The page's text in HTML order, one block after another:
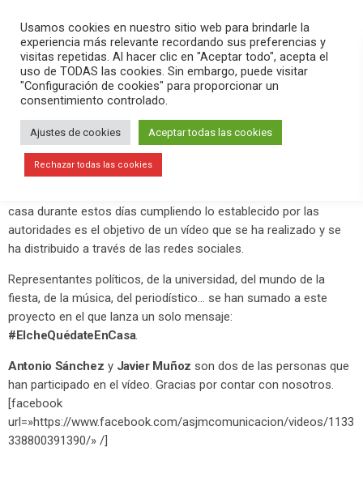
search menu pause PLAY
marzo 15, 2020
Antonio Sánchez y Javier Muñoz
participan en la campaña para pedir
#ElcheQuédateEnCasa
casa durante estos días cumpliendo lo establecido por las
autoridades es el objetivo de un vídeo que se ha realizado y se
ha distribuido a través de las redes sociales.
Representantes políticos, de la universidad, del mundo de la
fiesta, de la música, del periodístico… se han sumado a este
proyecto en el que lanza un solo mensaje:
#ElcheQuédateEnCasa.
Antonio Sánchez y Javier Muñoz son dos de las personas que
han participado en el vídeo. Gracias por contar con nosotros.
[facebook
url=»https://www.facebook.com/asjmcomunicacion/videos/1133
338800391390/» /]
Usamos cookies en nuestro sitio web para brindarle la
experiencia más relevante recordando sus preferencias y
visitas repetidas. Al hacer clic en "Aceptar todo", acepta el
uso de TODAS las cookies. Sin embargo, puede visitar
"Configuración de cookies" para proporcionar un
consentimiento controlado.
Ajustes de cookies Aceptar todas las cookies
Rechazar todas las cookies